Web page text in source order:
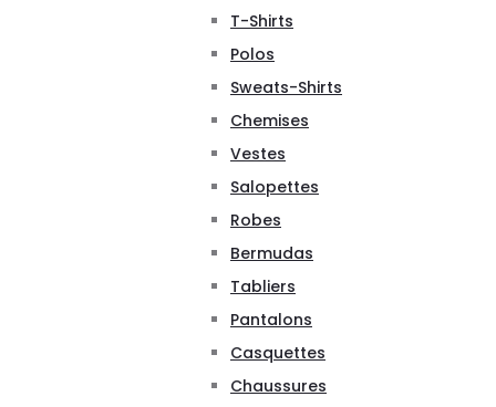
T-Shirts
Polos
Sweats-Shirts
Chemises
Vestes
Salopettes
Robes
Bermudas
Tabliers
Pantalons
Casquettes
Chaussures